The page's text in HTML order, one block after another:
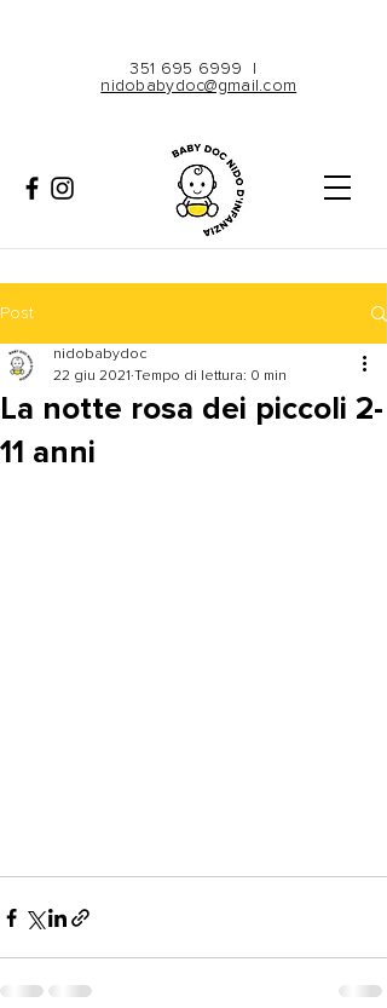
351 695 6999
nidobabydoc@gmail.com
Post
La notte rosa dei piccoli 2-
11 anni
nidobabydoc
22 giu 2021 Tempo di lettura: 0 min